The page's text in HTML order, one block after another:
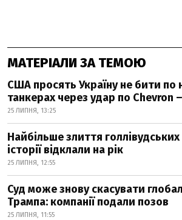
МАТЕРІАЛИ ЗА ТЕМОЮ
США просять Україну не бити по
танкерах через удар по Chevron –
25 ЛИПНЯ, 13:25
Найбільше злиття голлівудських
історії відклали на рік
25 ЛИПНЯ, 12:55
Суд може знову скасувати
Трампа: компанії подали позов
25 ЛИПНЯ, 11:55